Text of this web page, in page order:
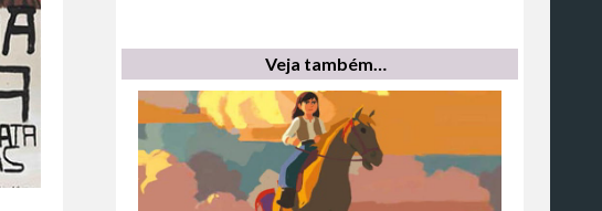
Veja também…